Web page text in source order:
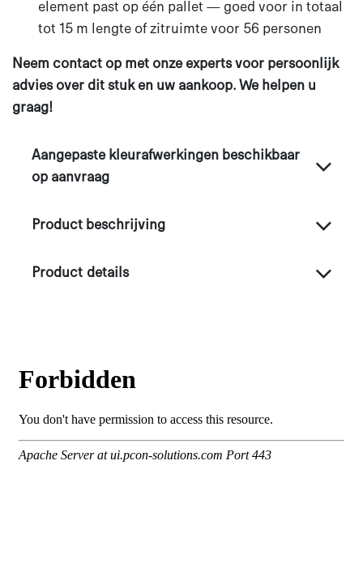
element past op één pallet — goed voor in totaal
tot 15 m lengte of zitruimte voor 56 personen
Neem contact op met onze experts voor persoonlijk
advies over dit stuk en uw aankoop. We helpen u
graag!​
Aangepaste kleurafwerkingen beschikbaar
op aanvraag
Product beschrijving
Product details